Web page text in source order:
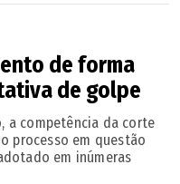
de forma
de golpe
a competência da corte
processo em questão
em inúmeras